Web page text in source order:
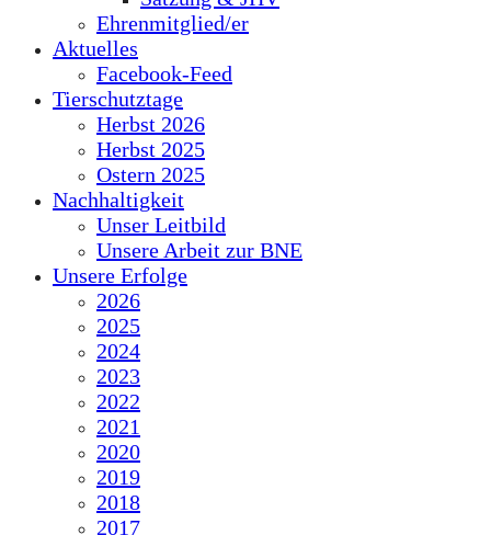
Ehrenmitglied/er
Aktuelles
Facebook-Feed
Tierschutztage
Herbst 2026
Herbst 2025
Ostern 2025
Nachhaltigkeit
Unser Leitbild
Unsere Arbeit zur BNE
Unsere Erfolge
2026
2025
2024
2023
2022
2021
2020
2019
2018
2017